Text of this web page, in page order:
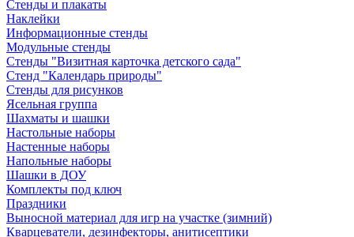
Стенды и плакаты
Наклейки
Информационные стенды
Модульные стенды
Стенды "Визитная карточка детского сада"
Стенд "Календарь природы"
Стенды для рисунков
Ясельная группа
Шахматы и шашки
Настольные наборы
Настенные наборы
Напольные наборы
Шашки в ДОУ
Комплекты под ключ
Праздники
Выносной материал для игр на участке (зимний)
Кварцеватели, дезинфекторы, анитисептики